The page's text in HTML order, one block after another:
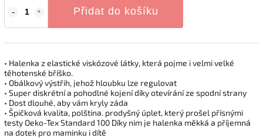
Přidat do košíku
• Halenka z elastické viskózové látky, která pojme i velmi velké
těhotenské bříško.
• Obálkový výstřih, jehož hloubku lze regulovat
• Super diskrétní a pohodlné kojení díky otevírání ze spodní strany
• Dost dlouhé, aby vám kryly záda
• Špičková kvalita, polština. prodyšný úplet, který prošel přísnými
testy Oeko-Tex Standard 100 Díky nim je halenka měkká a příjemná
na dotek pro maminku i dítě